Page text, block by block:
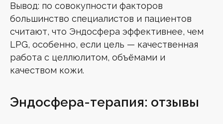
Вывод: по совокупности факторов
большинство специалистов и пациентов
считают, что Эндосфера эффективнее, чем
LPG, особенно, если цель — качественная
работа с целлюлитом, объёмами и
качеством кожи.
Эндосфера-терапия: отзывы